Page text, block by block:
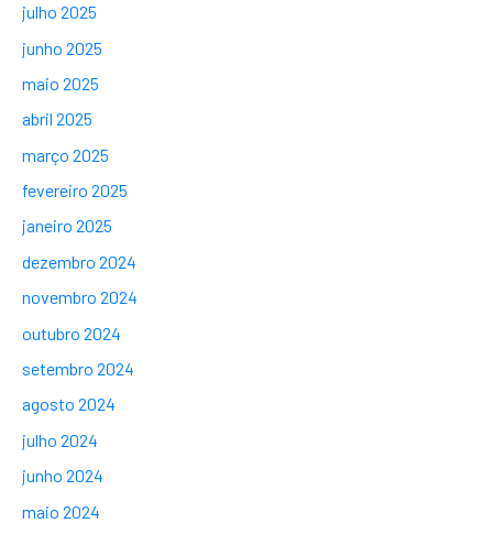
julho 2025
junho 2025
maio 2025
abril 2025
março 2025
fevereiro 2025
janeiro 2025
dezembro 2024
novembro 2024
outubro 2024
setembro 2024
agosto 2024
julho 2024
junho 2024
maio 2024